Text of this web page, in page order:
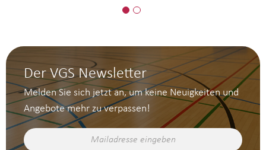
Der VGS Newsletter
Melden Sie sich jetzt an, um keine Neuigkeiten und
Angebote mehr zu verpassen!